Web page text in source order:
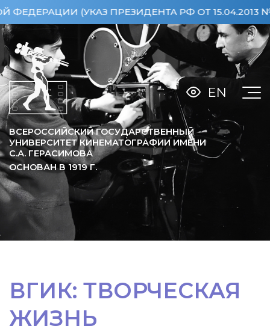
(УКАЗ ПРЕЗИДЕНТА РФ ОТ 15.04.2013 №360)
ВСЕРОССИЙСКИЙ ГОСУДАРСТВЕННЫЙ
УНИВЕРСИТЕТ КИНЕМАТОГРАФИИ ИМЕНИ
С.А. ГЕРАСИМОВА
ОСНОВАН В 1919Г.
EN
ВГИК: ТВОРЧЕСКАЯ
ЖИЗНЬ